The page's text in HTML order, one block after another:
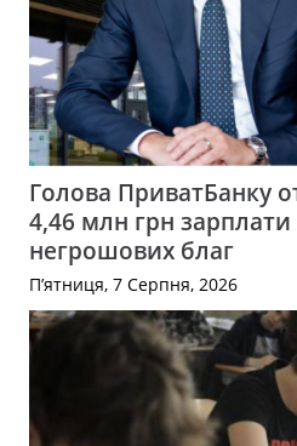
Голова ПриватБанку
4,46 млн грн зарплати
негрошових благ
П’ятниця, 7 Серпня, 2026